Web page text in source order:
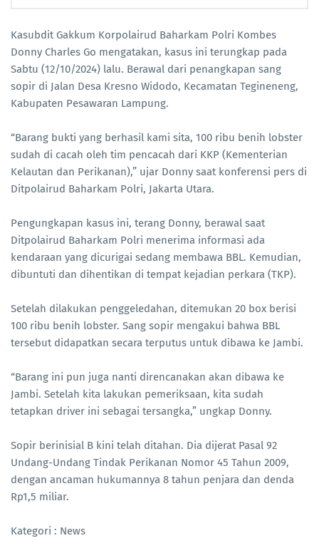
Kasubdit Gakkum Korpolairud Baharkam Polri Kombes
Donny Charles Go mengatakan, kasus ini terungkap pada
Sabtu (12/10/2024) lalu. Berawal dari penangkapan sang
sopir di Jalan Desa Kresno Widodo, Kecamatan Tegineneng,
Kabupaten Pesawaran Lampung.
“Barang bukti yang berhasil kami sita, 100 ribu benih lobster
sudah di cacah oleh tim pencacah dari KKP (Kementerian
Kelautan dan Perikanan),” ujar Donny saat konferensi pers di
Ditpolairud Baharkam Polri, Jakarta Utara.
Pengungkapan kasus ini, terang Donny, berawal saat
Ditpolairud Baharkam Polri menerima informasi ada
kendaraan yang dicurigai sedang membawa BBL. Kemudian,
dibuntuti dan dihentikan di tempat kejadian perkara (TKP).
Setelah dilakukan penggeledahan, ditemukan 20 box berisi
100 ribu benih lobster. Sang sopir mengakui bahwa BBL
tersebut didapatkan secara terputus untuk dibawa ke Jambi.
“Barang ini pun juga nanti direncanakan akan dibawa ke
Jambi. Setelah kita lakukan pemeriksaan, kita sudah
tetapkan driver ini sebagai tersangka,” ungkap Donny.
Sopir berinisial B kini telah ditahan. Dia dijerat Pasal 92
Undang-Undang Tindak Perikanan Nomor 45 Tahun 2009,
dengan ancaman hukumannya 8 tahun penjara dan denda
Rp1,5 miliar.
Kategori : News